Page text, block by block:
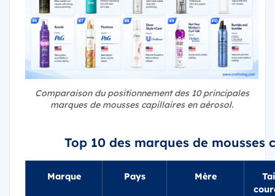
Comparaison du positionnement des 10 principales
marques de mousses capillaires en aérosol.
Top 10 des marques de mousses
Marque Pays Mère